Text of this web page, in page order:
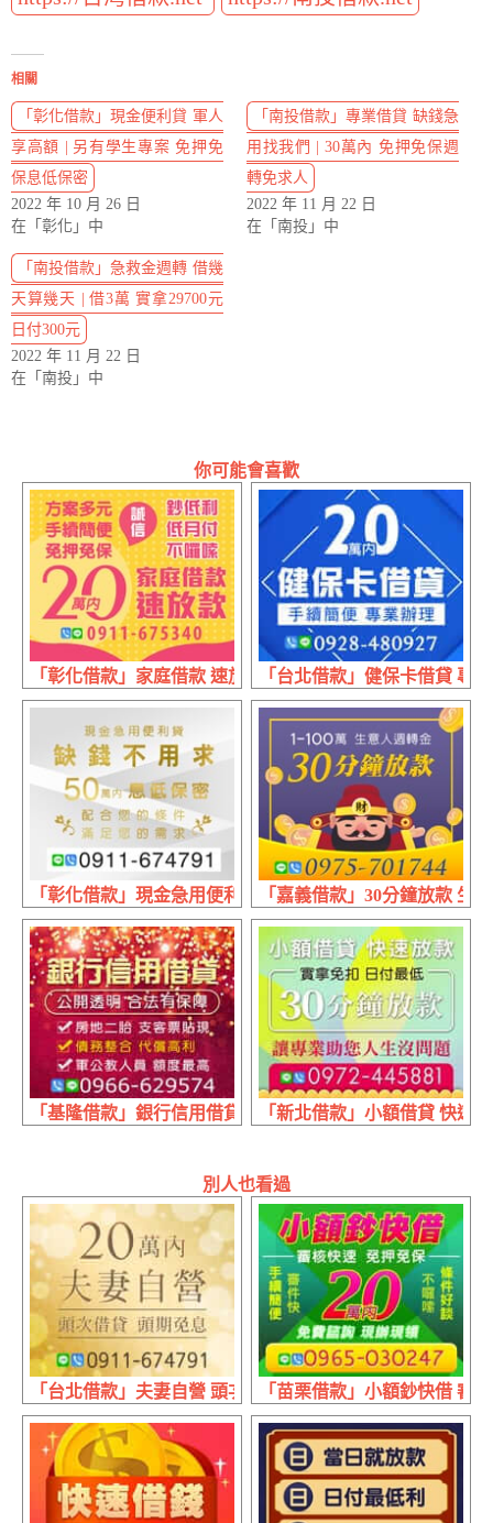
相關
「彰化借款」現金便利貸 軍人
享高額 | 另有學生專案 免押免
保息低保密
2022 年 10 月 26 日
在「彰化」中
「南投借款」專業借貸 缺錢急
用找我們 | 30萬內 免押免保週
轉免求人
2022 年 11 月 22 日
在「南投」中
「南投借款」急救金週轉 借幾
天算幾天 | 借3萬 實拿29700元
日付300元
2022 年 11 月 22 日
在「南投」中
你可能會喜歡
「彰化借款」家庭借款 速放款 | 20萬內 低月付不囉嗦
「台北借款」健保卡借貸 專
「彰化借款」現金急用便利貸 缺錢不用求 | 50萬內 配合你
「嘉義借款」30分鐘放款 生
「基隆借款」銀行信用借貸 公開透明 | 合法有保障
「新北借款」小額借貸 快速
別人也看過
「台北借款」夫妻自營 頭次借貸 | 20萬內 頭期免息
「苗栗借款」小額鈔快借 審